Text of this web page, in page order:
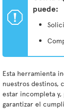
ü
puede:
Esta herramienta
nuestros destinos,
estar incompleta
garantizar el